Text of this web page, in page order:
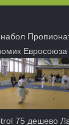
75 дешево